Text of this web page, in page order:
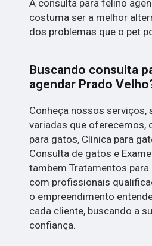
A consulta para felino
costuma ser a melhor
dos problemas que o pet
Buscando consulta
agendar Prado
Conheça nossos serviços,
variadas que oferecemos,
para gatos, Clínica para
Consulta de gatos e
tambem Tratamentos
com profissionais
o empreendimento
cada cliente, buscando a
confiança.